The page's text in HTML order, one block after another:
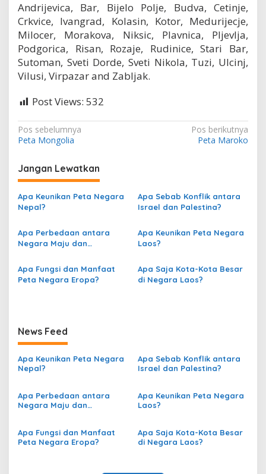
Andrijevica, Bar, Bijelo Polje, Budva, Cetinje,
Crkvice, Ivangrad, Kolasin, Kotor, Medurijecje,
Milocer, Morakova, Niksic, Plavnica, Pljevlja,
Podgorica, Risan, Rozaje, Rudinice, Stari Bar,
Sutoman, Sveti Dorde, Sveti Nikola, Tuzi, Ulcinj,
Vilusi, Virpazar and Zabljak.
Post Views: 532
N
a
v
i
g
a
s
i
p
o
Pos sebelumnya
Peta Mongolia
Pos berikutnya
Peta Maroko
Jangan Lewatkan
Apa Keunikan Peta Negara
Nepal?
Apa Sebab Konflik antara
Israel dan Palestina?
Apa Perbedaan antara
Negara Maju dan
Peta?
Apa Keunikan Peta Negara
Laos?
Apa Fungsi dan Manfaat
Peta Negara Eropa?
Apa Saja Kota-Kota Besar
di Negara Laos?
News Feed
Apa Keunikan Peta Negara
Nepal?
Apa Sebab Konflik antara
Israel dan Palestina?
Apa Perbedaan antara
Negara Maju dan
Apa Keunikan Peta Negara
Laos?
Apa Fungsi dan Manfaat
Peta Negara Eropa?
Apa Saja Kota-Kota Besar
di Negara Laos?